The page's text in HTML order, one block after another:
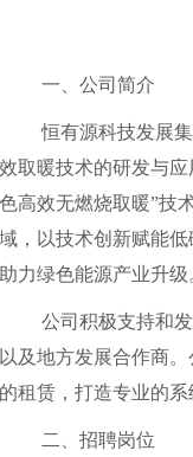
一、公司简介
恒有源科技发展
效取暖技术的研发与
色高效无燃烧取暖”技
域，以技术创新赋能
助力绿色能源产业升级
公司积极支持和
以及地方发展合作商
的租赁，打造专业的
二、招聘岗位